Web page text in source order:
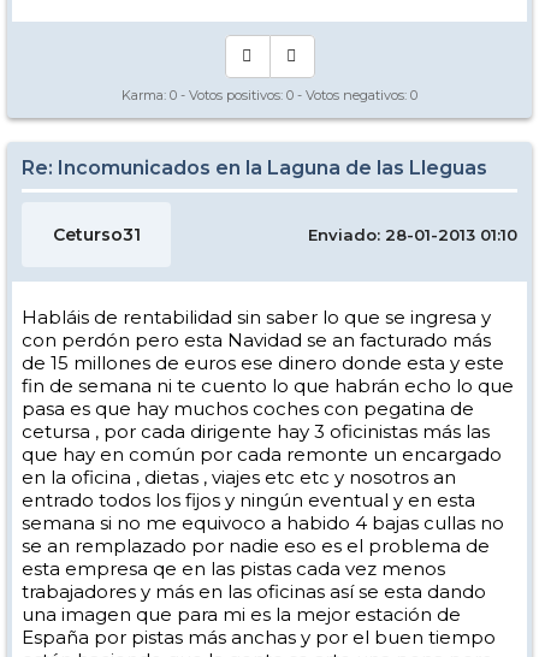
Karma: 0 - Votos positivos: 0 - Votos negativos: 0
Re: Incomunicados en la Laguna de las Lleguas
Ceturso31 Enviado: 28-01-2013 01:10
Habláis de rentabilidad sin saber lo que se ingresa y
con perdón pero esta Navidad se an facturado más
de 15 millones de euros ese dinero donde esta y este
fin de semana ni te cuento lo que habrán echo lo que
pasa es que hay muchos coches con pegatina de
cetursa , por cada dirigente hay 3 oficinistas más las
que hay en común por cada remonte un encargado
en la oficina , dietas , viajes etc etc y nosotros an
entrado todos los fijos y ningún eventual y en esta
semana si no me equivoco a habido 4 bajas cullas no
se an remplazado por nadie eso es el problema de
esta empresa qe en las pistas cada vez menos
trabajadores y más en las oficinas así se esta dando
una imagen que para mi es la mejor estación de
España por pistas más anchas y por el buen tiempo